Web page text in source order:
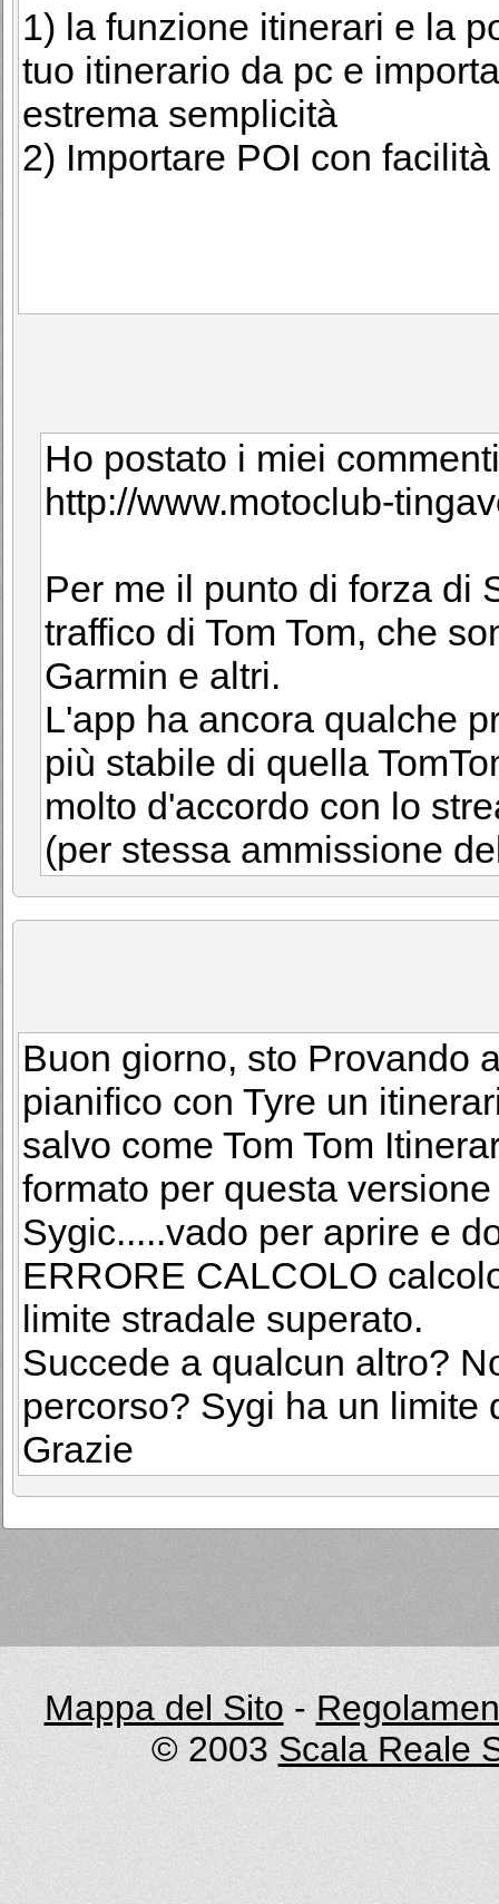
1) la funzione itinerari e la
tuo itinerario da pc e
estrema semplicità
2) Importare POI con
Ho postato i miei
http://www.motoclub-
Per me il punto di forza di
traffico di Tom Tom, che
Garmin e altri.
L'app ha ancora qualche
più stabile di quella
molto d'accordo con lo
(per stessa ammissione
Buon giorno, sto Provando
pianifico con Tyre un
salvo come Tom Tom
formato per questa
Sygic.....vado per aprire e
ERRORE CALCOLO
limite stradale superato.
Succede a qualcun altro?
percorso? Sygi ha un limite
Grazie
Mappa del Sito -
© 2003 Scala Reale